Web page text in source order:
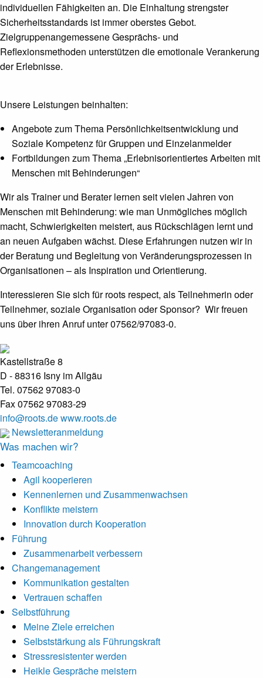
individuellen Fähigkeiten an. Die Einhaltung strengster
Sicherheitsstandards ist immer oberstes Gebot.
Zielgruppenangemessene Gesprächs- und
Reflexionsmethoden unterstützen die emotionale Verankerung
der Erlebnisse.
Unsere Leistungen beinhalten:
Angebote zum Thema Persönlichkeitsentwicklung und
Soziale Kompetenz für Gruppen und Einzelanmelder
Fortbildungen zum Thema „Erlebnisorientiertes Arbeiten mit
Menschen mit Behinderungen“
Wir als Trainer und Berater lernen seit vielen Jahren von
Menschen mit Behinderung: wie man Unmögliches möglich
macht, Schwierigkeiten meistert, aus Rückschlägen lernt und
an neuen Aufgaben wächst. Diese Erfahrungen nutzen wir in
der Beratung und Begleitung von Veränderungsprozessen in
Organisationen – als Inspiration und Orientierung.
Interessieren Sie sich für roots respect, als Teilnehmerin oder
Teilnehmer, soziale Organisation oder Sponsor? Wir freuen
uns über ihren Anruf unter 07562/97083-0.
Kastellstraße 8
D - 88316 Isny im Allgäu
Tel. 07562 97083-0
Fax 07562 97083-29
info@roots.dewww.roots.de
Newsletteranmeldung
Was machen wir?
Teamcoaching
Agil kooperieren
Kennenlernen und Zusammenwachsen
Konflikte meistern
Innovation durch Kooperation
Führung
Zusammenarbeit verbessern
Changemanagement
Kommunikation gestalten
Vertrauen schaffen
Selbstführung
Meine Ziele erreichen
Selbststärkung als Führungskraft
Stressresistenter werden
Heikle Gespräche meistern